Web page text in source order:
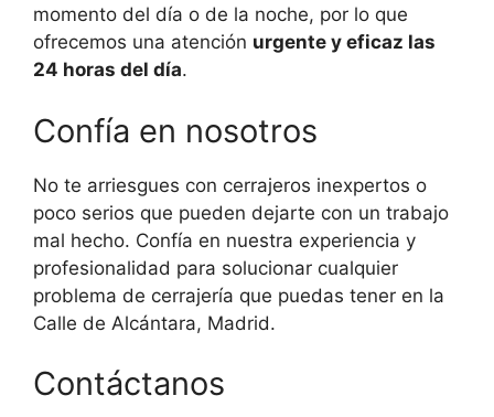
momento del día o de la noche, por lo que
ofrecemos una atención urgente y eficaz las
24 horas del día.
Confía en nosotros
No te arriesgues con cerrajeros inexpertos o
poco serios que pueden dejarte con un trabajo
mal hecho. Confía en nuestra experiencia y
profesionalidad para solucionar cualquier
problema de cerrajería que puedas tener en la
Calle de Alcántara, Madrid.
Contáctanos